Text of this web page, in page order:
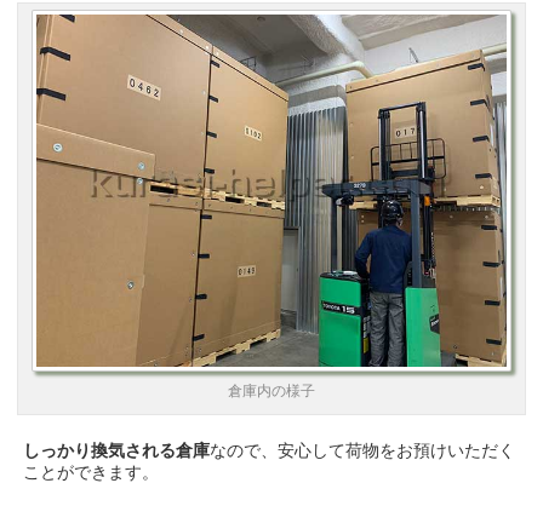
倉庫内の様子
しっかり換気される倉庫なので、安心して荷物をお預けいただく
ことができます。